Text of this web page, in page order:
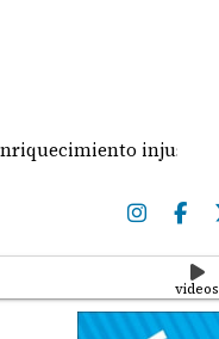
injustificado
videos